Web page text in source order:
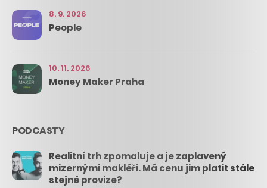
8. 9. 2026
People
10. 11. 2026
Money Maker Praha
PODCASTY
Realitní trh zpomaluje a je zaplavený
mizernými makléři. Má cenu jim platit stále
stejné provize?